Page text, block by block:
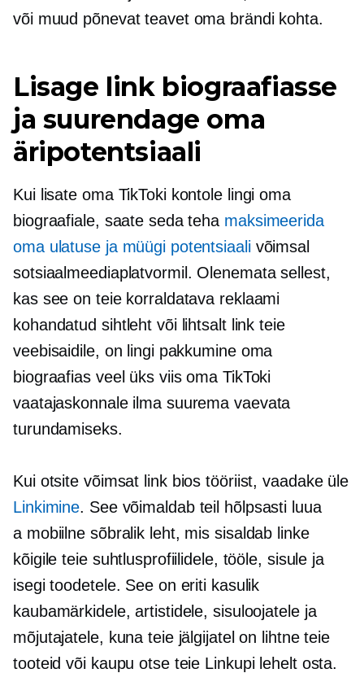
või muud põnevat teavet oma brändi kohta.
Lisage link biograafiasse
ja suurendage oma
äripotentsiaali
Kui lisate oma TikToki kontole lingi oma
biograafiale, saate seda teha maksimeerida
oma ulatuse ja müügi potentsiaalivõimsal
sotsiaalmeediaplatvormil. Olenemata sellest,
kas see on teie korraldatava reklaami
kohandatud sihtleht või lihtsalt link teie
veebisaidile, on lingi pakkumine oma
biograafias veel üks viis oma TikToki
vaatajaskonnale ilma suurema vaevata
turundamiseks.
Kui otsite võimsat link bios tööriist, vaadake üle
Linkimine. See võimaldab teil hõlpsasti luua
a mobiilne sõbralik leht, mis sisaldab linke
kõigile teie suhtlusprofiilidele, tööle, sisule ja
isegi toodetele. See on eriti kasulik
kaubamärkidele, artistidele, sisuloojatele ja
mõjutajatele, kuna teie jälgijatel on lihtne teie
tooteid või kaupu otse teie Linkupi lehelt osta.